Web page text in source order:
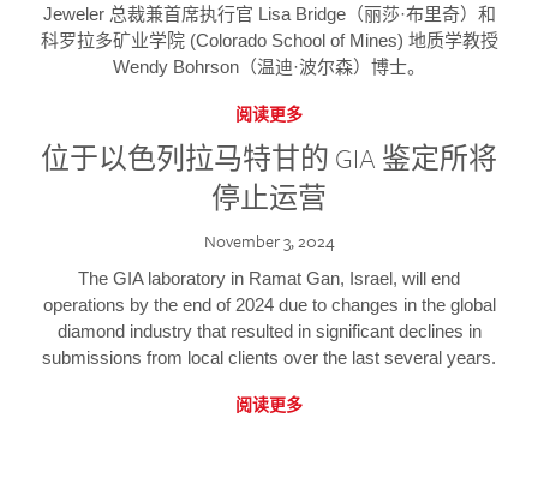
Jeweler 总裁兼首席执行官 Lisa Bridge（丽莎·布里奇）和
科罗拉多矿业学院 (Colorado School of Mines) 地质学教授
Wendy Bohrson（温迪·波尔森）博士。
阅读更多
位于以色列拉马特甘的 GIA 鉴定所将
停止运营
November 3, 2024
The GIA laboratory in Ramat Gan, Israel, will end
operations by the end of 2024 due to changes in the global
diamond industry that resulted in significant declines in
submissions from local clients over the last several years.
阅读更多